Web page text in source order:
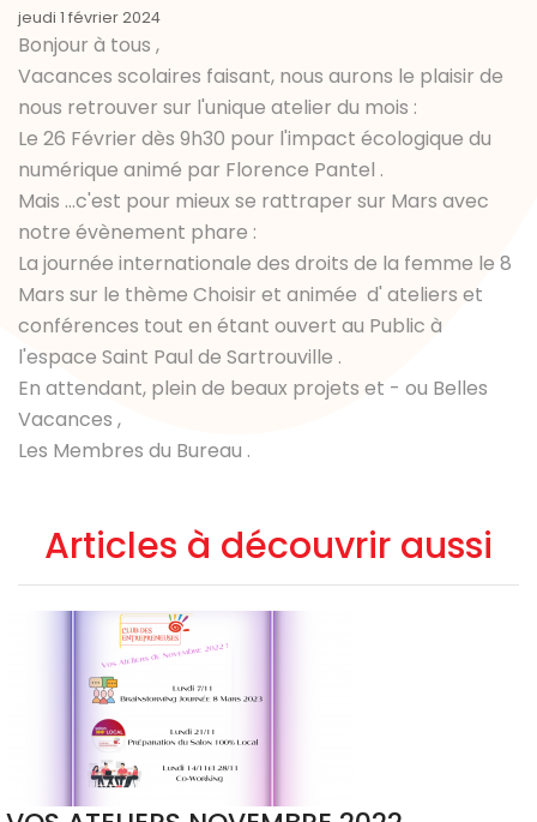
jeudi 1 février 2024
Bonjour à tous ,
Vacances scolaires faisant, nous aurons le plaisir de
nous retrouver sur l'unique atelier du mois :
Le 26 Février dès 9h30 pour l'impact écologique du
numérique animé par Florence Pantel .
Mais ...c'est pour mieux se rattraper sur Mars avec
notre évènement phare :
La journée internationale des droits de la femme le 8
Mars sur le thème Choisir et animée d' ateliers et
conférences tout en étant ouvert au Public à
l'espace Saint Paul de Sartrouville .
En attendant, plein de beaux projets et - ou Belles
Vacances ,
Les Membres du Bureau .
Articles à découvrir aussi